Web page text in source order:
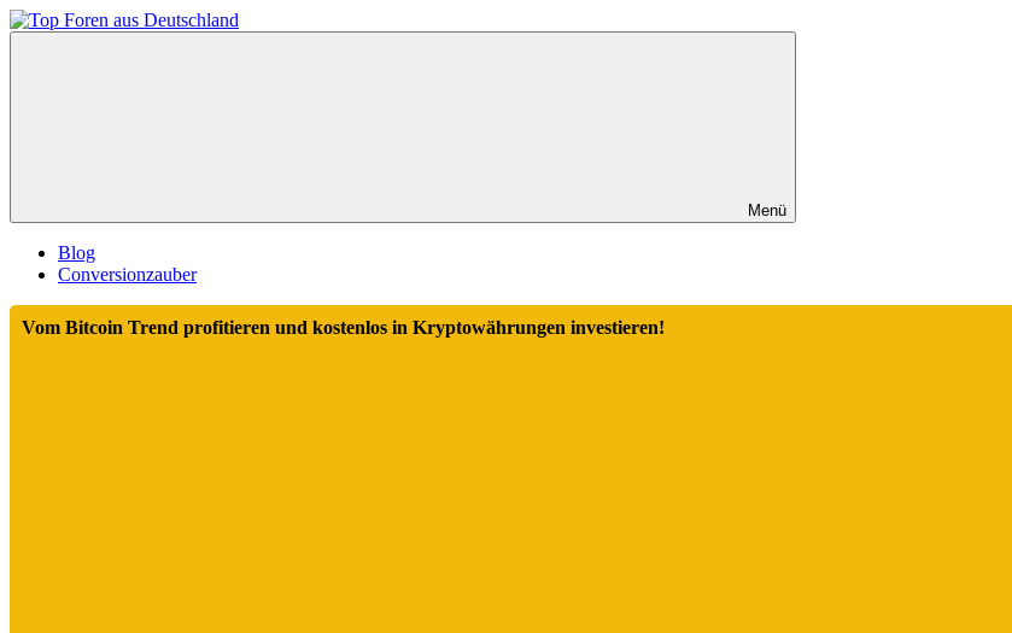
Zum
Inhalt
Menü
Blog
Conversionzauber
Vom Bitcoin Trend profitieren und kostenlos in Kryptowährungen investieren!